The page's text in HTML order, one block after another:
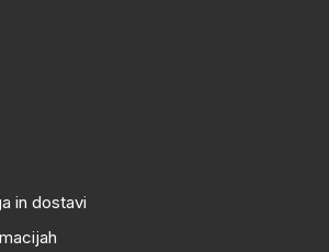
in dostavi